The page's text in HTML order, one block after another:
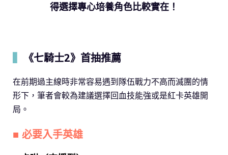
得選擇專心培養角色比較實在！
《七騎士2》首抽推薦
在前期過主線時非常容易遇到隊伍戰力不高而滅團的情
形下，筆者會較為建議選擇回血技能強或是紅卡英雄開
局。
■ 必要入手英雄